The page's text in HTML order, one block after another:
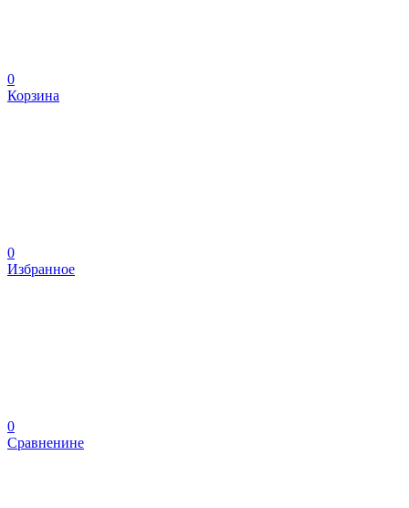
0
Корзина
0
Избранное
0
Сравненине